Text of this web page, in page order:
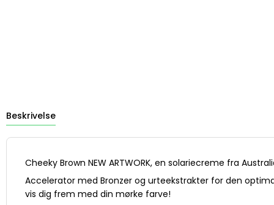
Beskrivelse
Cheeky Brown NEW ARTWORK, en solariecreme fra
Accelerator med Bronzer og urteekstrakter for den
vis dig frem med din mørke farve!